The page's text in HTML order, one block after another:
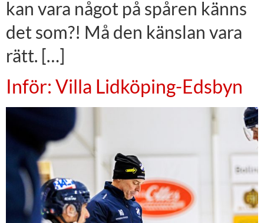
kan vara något på spåren känns
det som?! Må den känslan vara
rätt. […]
Inför: Villa Lidköping-Edsbyn